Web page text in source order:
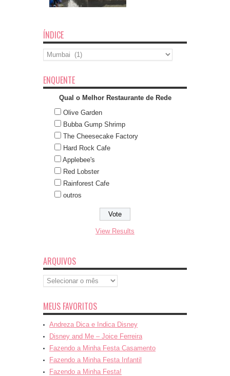
ÍNDICE
Índice
ENQUENTE
Qual o Melhor Restaurante de Rede
Olive Garden
Bubba Gump Shrimp
The Cheesecake Factory
Hard Rock Cafe
Applebee's
Red Lobster
Rainforest Cafe
outros
View Results
ARQUIVOS
Arquivos
MEUS FAVORITOS
Andreza Dica e Indica Disney
Disney and Me – Joice Ferreira
Fazendo a Minha Festa Casamento
Fazendo a Minha Festa Infantil
Fazendo a Minha Festa!